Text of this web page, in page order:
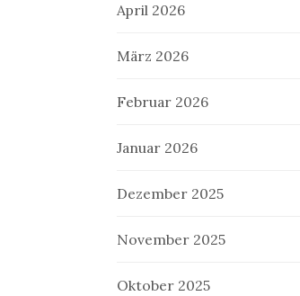
April 2026
März 2026
Februar 2026
Januar 2026
Dezember 2025
November 2025
Oktober 2025